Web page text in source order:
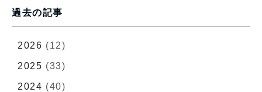
過去の記事
2026 (12)
2025 (33)
2024 (40)